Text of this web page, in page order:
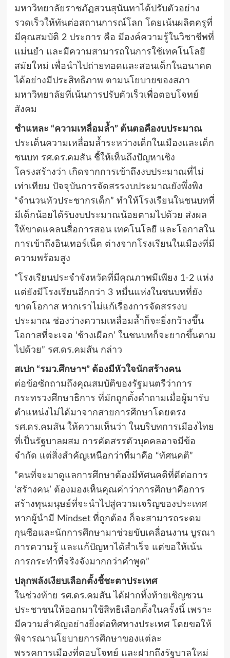
มหาวิทยาลัยราชภัฏสวนสุนันทาได้ปรับตัวอย่าง
รวดเร็วให้ทันต่อสถานการณ์โลก โดยเน้นผลิตครูที่
มีคุณสมบัติ 2 ประการ คือ มีองค์ความรู้ในวิชาชีพที่
แม่นยำ และมีความสามารถในการใช้เทคโนโลยี
สมัยใหม่ เพื่อนำไปถ่ายทอดและสอนเด็กในอนาคต
ได้อย่างมีประสิทธิภาพ ตามนโยบายของสภา
มหาวิทยาลัยที่เน้นการปรับตัวเร็วเพื่อตอบโจทย์
สังคม
​ชำแหละ “ความเหลื่อมล้ำ” ต้นตอคืองบประมาณ
ประเด็นความเหลื่อมล้ำระหว่างเด็กในเมืองและเด็ก
ชนบท รศ.ดร.คมสัน ชี้ให้เห็นถึงปัญหาเชิง
โครงสร้างว่า เกิดจากการเข้าถึงงบประมาณที่ไม่
เท่าเทียม ปัจจุบันการจัดสรรงบประมาณยังพึ่งพิง
“จำนวนหัวประชากรเด็ก” ทำให้โรงเรียนในชนบทที่
มีเด็กน้อยได้รับงบประมาณน้อยตามไปด้วย ส่งผล
ให้ขาดแคลนสื่อการสอน เทคโนโลยี และโอกาสใน
การเข้าถึงอินเทอร์เน็ต ต่างจากโรงเรียนในเมืองที่มี
ความพร้อมสูง
​”โรงเรียนประจำจังหวัดที่มีคุณภาพมีเพียง 1-2 แห่ง
แต่ยังมีโรงเรียนอีกกว่า 3 หมื่นแห่งในชนบทที่ยัง
ขาดโอกาส หากเราไม่แก้เรื่องการจัดสรรงบ
ประมาณ ช่องว่างความเหลื่อมล้ำก็จะยิ่งกว้างขึ้น
โอกาสที่จะเจอ ‘ช้างเผือก’ ในชนบทก็จะยากขึ้นตาม
ไปด้วย” รศ.ดร.คมสัน กล่าว
​สเปก “รมว.ศึกษาฯ” ต้องมีหัวใจนักสร้างคน
ต่อข้อซักถามถึงคุณสมบัติของรัฐมนตรีว่าการ
กระทรวงศึกษาธิการ ที่มักถูกตั้งคำถามเมื่อผู้มารับ
ตำแหน่งไม่ได้มาจากสายการศึกษาโดยตรง
รศ.ดร.คมสัน ให้ความเห็นว่า ในบริบทการเมืองไทย
ที่เป็นรัฐบาลผสม การคัดสรรตัวบุคคลอาจมีข้อ
จำกัด แต่สิ่งสำคัญเหนือกว่าที่มาคือ “ทัศนคติ”
​”คนที่จะมาดูแลการศึกษาต้องมีทัศนคติที่ดีต่อการ
‘สร้างคน’ ต้องมองเห็นคุณค่าว่าการศึกษาคือการ
สร้างทุนมนุษย์ที่จะนำไปสู่ความเจริญของประเทศ
หากผู้นำมี Mindset ที่ถูกต้อง ก็จะสามารถระดม
กุนซือและนักการศึกษามาช่วยขับเคลื่อนงาน บูรณา
การความรู้ และแก้ปัญหาได้สำเร็จ แต่ขอให้เน้น
การกระทำที่จริงจังมากกว่าคำพูด”
​ปลุกพลังเงียบเลือกตั้งชี้ชะตาประเทศ
ในช่วงท้าย รศ.ดร.คมสัน ได้ฝากทิ้งท้ายเชิญชวน
ประชาชนให้ออกมาใช้สิทธิเลือกตั้งในครั้งนี้ เพราะ
มีความสำคัญอย่างยิ่งต่อทิศทางประเทศ โดยขอให้
พิจารณานโยบายการศึกษาของแต่ละ
พรรคการเมืองที่ตอบโจทย์ และฝากถึงรัฐบาลใหม่